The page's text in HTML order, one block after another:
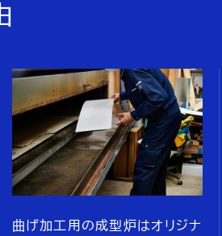
曲げ加工用の成型炉はオリジナ